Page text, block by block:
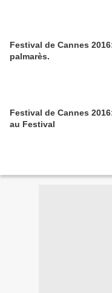
Festival de Cannes
palmarès.
Festival de Cannes 2016: Les
au Festival